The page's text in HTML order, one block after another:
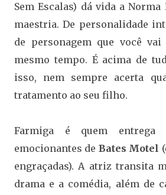
Sem Escalas) dá vida a
maestria. De personalidade
de personagem que você
mesmo tempo. É acima de
isso, nem sempre acerta
tratamento ao seu filho.
Farmiga é quem entrega
emocionantes de Bates Motel
engraçadas). A atriz transita
drama e a comédia, além de